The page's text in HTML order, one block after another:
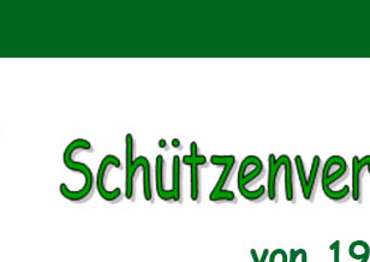
Blumenau von 1952 e.V.